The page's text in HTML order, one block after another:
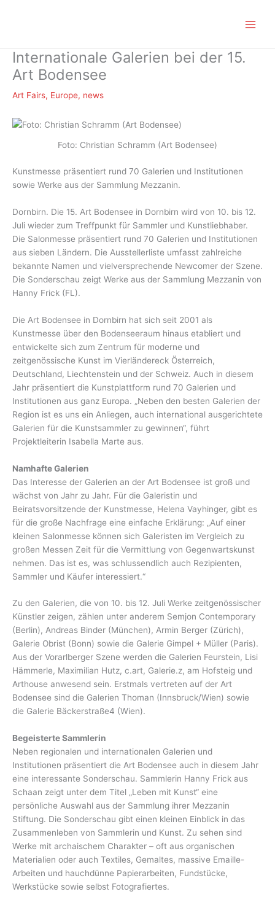
Internationale Galerien bei der 15.
Art Bodensee
Art Fairs, Europe, news
Foto: Christian Schramm (Art Bodensee)
Kunstmesse präsentiert rund 70 Galerien und Institutionen
sowie Werke aus der Sammlung Mezzanin.
Dornbirn. Die 15. Art Bodensee in Dornbirn wird von 10. bis 12.
Juli wieder zum Treffpunkt für Sammler und Kunstliebhaber.
Die Salonmesse präsentiert rund 70 Galerien und Institutionen
aus sieben Ländern. Die Ausstellerliste umfasst zahlreiche
bekannte Namen und vielversprechende Newcomer der Szene.
Die Sonderschau zeigt Werke aus der Sammlung Mezzanin von
Hanny Frick (FL).
Die Art Bodensee in Dornbirn hat sich seit 2001 als
Kunstmesse über den Bodenseeraum hinaus etabliert und
entwickelte sich zum Zentrum für moderne und
zeitgenössische Kunst im Vierländereck Österreich,
Deutschland, Liechtenstein und der Schweiz. Auch in diesem
Jahr präsentiert die Kunstplattform rund 70 Galerien und
Institutionen aus ganz Europa. „Neben den besten Galerien der
Region ist es uns ein Anliegen, auch international ausgerichtete
Galerien für die Kunstsammler zu gewinnen“, führt
Projektleiterin Isabella Marte aus.
Namhafte Galerien
Das Interesse der Galerien an der Art Bodensee ist groß und
wächst von Jahr zu Jahr. Für die Galeristin und
Beiratsvorsitzende der Kunstmesse, Helena Vayhinger, gibt es
für die große Nachfrage eine einfache Erklärung: „Auf einer
kleinen Salonmesse können sich Galeristen im Vergleich zu
großen Messen Zeit für die Vermittlung von Gegenwartskunst
nehmen. Das ist es, was schlussendlich auch Rezipienten,
Sammler und Käufer interessiert.“
Zu den Galerien, die von 10. bis 12. Juli Werke zeitgenössischer
Künstler zeigen, zählen unter anderem Semjon Contemporary
(Berlin), Andreas Binder (München), Armin Berger (Zürich),
Galerie Obrist (Bonn) sowie die Galerie Gimpel + Müller (Paris).
Aus der Vorarlberger Szene werden die Galerien Feurstein, Lisi
Hämmerle, Maximilian Hutz, c.art, Galerie.z, am Hofsteig und
Arthouse anwesend sein. Erstmals vertreten auf der Art
Bodensee sind die Galerien Thoman (Innsbruck/Wien) sowie
die Galerie Bäckerstraße4 (Wien).
Begeisterte Sammlerin
Neben regionalen und internationalen Galerien und
Institutionen präsentiert die Art Bodensee auch in diesem Jahr
eine interessante Sonderschau. Sammlerin Hanny Frick aus
Schaan zeigt unter dem Titel „Leben mit Kunst“ eine
persönliche Auswahl aus der Sammlung ihrer Mezzanin
Stiftung. Die Sonderschau gibt einen kleinen Einblick in das
Zusammenleben von Sammlerin und Kunst. Zu sehen sind
Werke mit archaischem Charakter – oft aus organischen
Materialien oder auch Textiles, Gemaltes, massive Emaille-
Arbeiten und hauchdünne Papierarbeiten, Fundstücke,
Werkstücke sowie selbst Fotografiertes.